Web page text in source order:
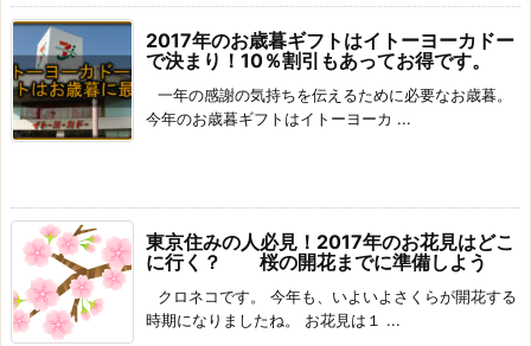
2017年のお歳暮ギフトはイトーヨーカドー
で決まり！10％割引もあってお得です。
一年の感謝の気持ちを伝えるために必要なお歳暮。
今年のお歳暮ギフトはイトーヨーカ ...
東京住みの人必見！2017年のお花見はどこ
に行く？ 桜の開花までに準備しよう
クロネコです。 今年も、いよいよさくらが開花する
時期になりましたね。 お花見は１ ...